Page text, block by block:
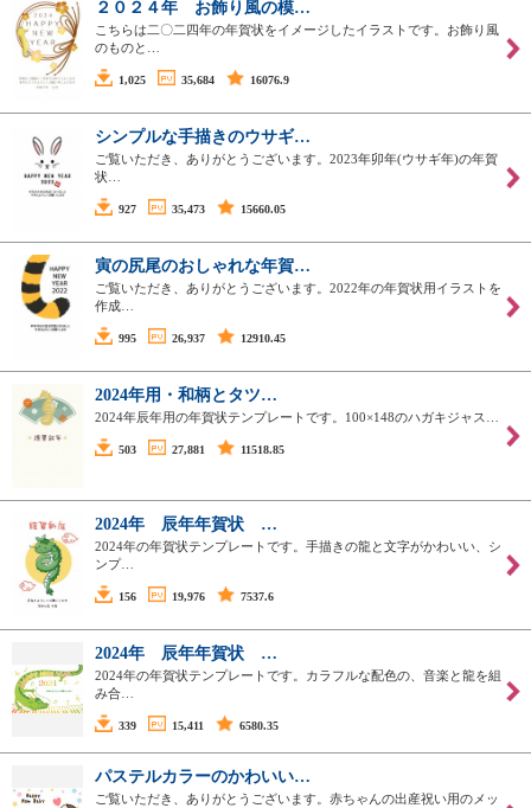
２０２４年 お飾り風の模…
こちらは二〇二四年の年賀状をイメージしたイラストです。お飾り風
のものと…
1,025 35,684 16076.9
シンプルな手描きのウサギ…
ご覧いただき、ありがとうございます。2023年卯年(ウサギ年)の年賀
状…
927 35,473 15660.05
寅の尻尾のおしゃれな年賀…
ご覧いただき、ありがとうございます。2022年の年賀状用イラストを
作成…
995 26,937 12910.45
2024年用・和柄とタツ…
2024年辰年用の年賀状テンプレートです。100×148のハガキジャス…
503 27,881 11518.85
2024年 辰年年賀状 …
2024年の年賀状テンプレートです。手描きの龍と文字がかわいい、シ
ンプ…
156 19,976 7537.6
2024年 辰年年賀状 …
2024年の年賀状テンプレートです。カラフルな配色の、音楽と龍を組
み合…
339 15,411 6580.35
パステルカラーのかわいい…
ご覧いただき、ありがとうございます。赤ちゃんの出産祝い用のメッ